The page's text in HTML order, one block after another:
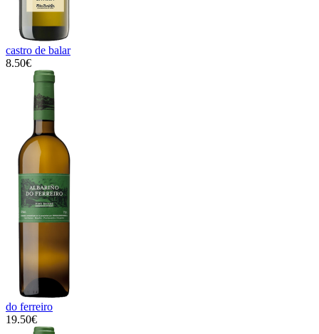
castro de balar
8.50€
do ferreiro
19.50€